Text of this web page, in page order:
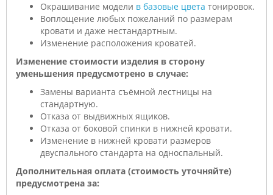
Окрашивание модели в базовые цвета тонировок.
Воплощение любых пожеланий по размерам
кровати и даже нестандартным.
Изменение расположения кроватей.
Изменение стоимости изделия в сторону
уменьшения предусмотрено в случае:
Замены варианта съёмной лестницы на
стандартную.
Отказа от выдвижных ящиков.
Отказа от боковой спинки в нижней кровати.
Изменение в нижней кровати размеров
двуспального стандарта на односпальный.
Дополнительная оплата (стоимость уточняйте)
предусмотрена за: